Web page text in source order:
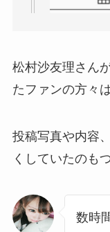
松村沙友理さん
たファンの方々
投稿写真や内容
くしていたのも
数時